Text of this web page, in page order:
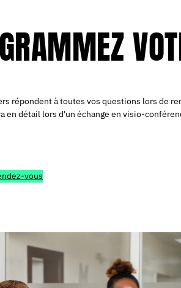
répondent à toutes vos questions lors de
en détail lors d'un échange en visio-
vous